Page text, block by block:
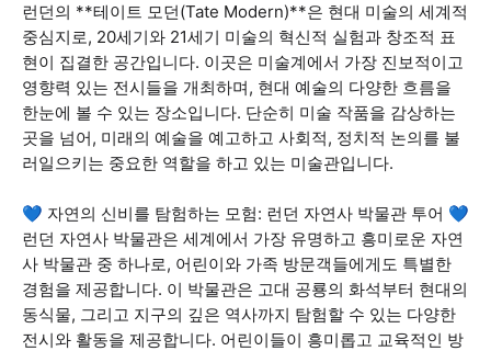
런던의 **테이트 모던(Tate Modern)**은 현대 미술의 세계적
중심지로, 20세기와 21세기 미술의 혁신적 실험과 창조적 표
현이 집결한 공간입니다. 이곳은 미술계에서 가장 진보적이고
영향력 있는 전시들을 개최하며, 현대 예술의 다양한 흐름을
한눈에 볼 수 있는 장소입니다. 단순히 미술 작품을 감상하는
곳을 넘어, 미래의 예술을 예고하고 사회적, 정치적 논의를 불
러일으키는 중요한 역할을 하고 있는 미술관입니다.
💙 자연의 신비를 탐험하는 모험: 런던 자연사 박물관 투어 💙
런던 자연사 박물관은 세계에서 가장 유명하고 흥미로운 자연
사 박물관 중 하나로, 어린이와 가족 방문객들에게도 특별한
경험을 제공합니다. 이 박물관은 고대 공룡의 화석부터 현대의
동식물, 그리고 지구의 깊은 역사까지 탐험할 수 있는 다양한
전시와 활동을 제공합니다. 어린이들이 흥미롭고 교육적인 방